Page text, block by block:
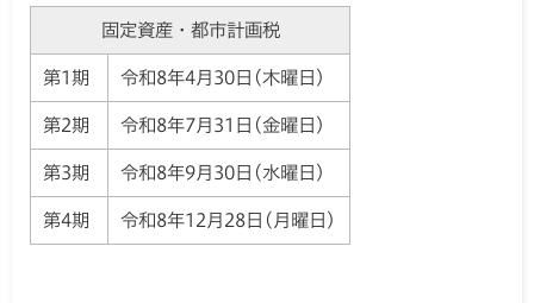
固定資産・都市計画税
第1期 令和8年4月30日(木曜日)
第2期 令和8年7月31日(金曜日)
第3期 令和8年9月30日(水曜日)
第4期 令和8年12月28日(月曜日)